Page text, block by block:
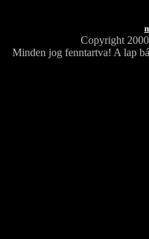
Copyright
Minden jog fenntartva! A lap